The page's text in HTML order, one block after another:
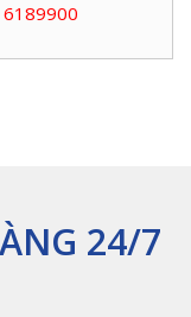
24/7